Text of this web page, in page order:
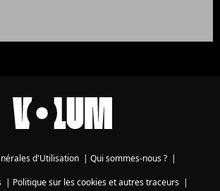
d'Utilisation | Qui sommes-nous ? |
| Politique sur les cookies et autres traceurs|